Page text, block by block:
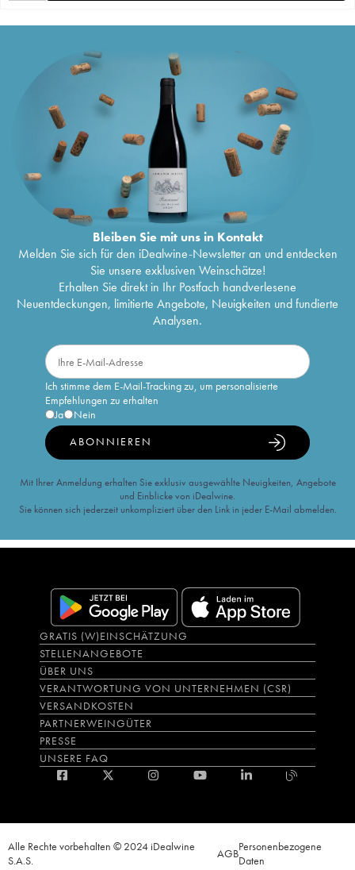
Bleiben Sie mit uns in Kontakt
Melden Sie sich für den iDealwine-Newsletter an und entdecken
Sie unsere exklusiven Weinschätze!
Erhalten Sie direkt in Ihr Postfach handverlesene
Neuentdeckungen, limitierte Angebote, Neuigkeiten und fundierte
Analysen.
Ich stimme dem E-Mail-Tracking zu, um personalisierte
Empfehlungen zu erhalten
Ja
Nein
ABONNIEREN
Mit Ihrer Anmeldung erhalten Sie exklusiv ausgewählte Neuigkeiten, Angebote
und Einblicke von iDealwine.
Sie können sich jederzeit unkompliziert über den Link in jeder E-Mail abmelden.
GRATIS (W)EINSCHÄTZUNG
STELLENANGEBOTE
ÜBER UNS
VERANTWORTUNG VON UNTERNEHMEN (CSR)
VERSANDKOSTEN
PARTNERWEINGÜTER
PRESSE
UNSERE FAQ
Alle Rechte vorbehalten © 2024 iDealwine
S.A.S.
AGBPersonenbezogene
Daten